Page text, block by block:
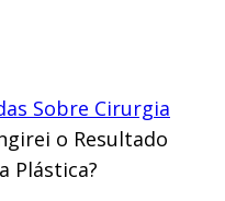
Sobre Cirurgia
o Resultado
Plástica?